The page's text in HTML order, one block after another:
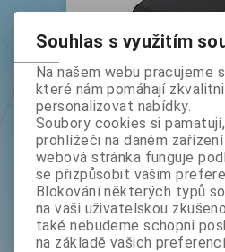
Baterie LEICA GEB111
Kat.číslo 3390 Výrobce
bez DPH:1 850 s DPH:
Souhlas s využitím
Na našem webu pracujeme
které nám pomáhají
personalizovat nabídky.
Soubory cookies si
prohlížeči na daném
webová stránka funguje
se přizpůsobit vašim
Blokování některých typů
na vaši uživatelskou
také nebudeme schopni
na základě vašich